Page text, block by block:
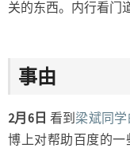
关的东西。内行看门
事由
2月6日 看到 梁斌同
博上对帮助百度的